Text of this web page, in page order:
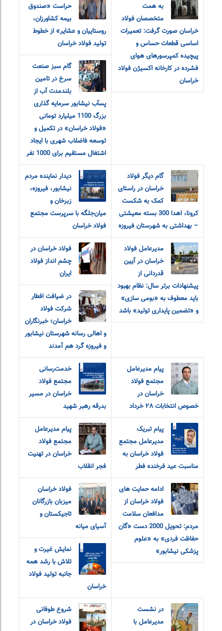
به همت
متخصصان فولاد
خراسان صورت گرفت: تعمیرات
اساسی قطعات حساس و
پیچیده کمپرسورهای هوای
فشرده در کارخانه اکسیژن فولاد
خراسان
حراست «صندوق
بیمه کشاورزان،
روستاییان و عشایر» از خطوط
تولید فولاد خراسان
گام سبز صنعت
سرخ در تامین
بلندمدت آب از
پسآب نیشابور سرمایه گذاری
بزرگ 1100 میلیارد تومانی
«فولاد خراسان» در تکمیل و
توسعه فاضلاب شهری با ایجاد
اشتغال مستقیم برای 1000 نفر
گام دیگر فولاد
خراسان در راستای
کمک به شکست
کرونا، اهدا 300 بسته معیشتی
– بهداشتی به شهرستان فیروزه
دیدار نماینده مردم
نیشابور، فیروزه،
زبرخان و
میان‌جلگه با سرپرست مجتمع
فولاد خراسان
مدیرعامل فولاد
خراسان در آیین
قدردانی از
پیشنهادات برتر سال: نظام بهبود
باید معطوف به «بومی سازی»
و «تضمین پایداری تولید» باشد
فولاد خراسان در
چشم انداز فولاد
ایران
در ضیافت افطار
شرکت فولاد
خراسان؛ خبرنگاران
و اهالی رسانه شهرستان نیشابور
و فیروزه گرد هم آمدند
پیام مدیرعامل
مجتمع فولاد
خراسان در
خصوص انتخابات ٢٨ خرداد
خدمت‌رسانی
مجتمع فولاد
خراسان در مسیر
بدرقه رهبر شهید
پیام تبریک
مدیرعامل مجتمع
فولاد خراسان به
مناسبت عید فرخنده فطر
پیام مدیرعامل
مجتمع فولاد
خراسان در تهنیت
فجر انقلاب
ادامه حمایت های
فولاد خراسان از
مدافعان سلامت
مردم: تحویل 2000 دست «گان
حفاظت فردی» به «علوم
پزشکی نیشابور»
فولاد خراسان
میزبان بازرگانان
تاجیکستان و
آسیای میانه
نمایش غیرت و
تلاش با رشد همه
جانبه تولید فولاد
خراسان
در نشست
مدیرعامل با
شروع طوفانی
فولاد خراسان در